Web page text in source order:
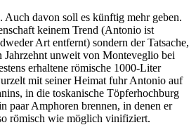
. Auch davon soll es künftig mehr geben.
keinem Trend (Antonio ist
Art entfernt) sondern der Tatsache,
Jahrzehnt unweit von Monteveglio bei
erhaltene römische 1000-Liter
mit seiner Heimat fuhr Antonio auf
in die toskanische Töpferhochburg
paar Amphoren brennen, in denen er
römisch wie möglich vinifiziert.